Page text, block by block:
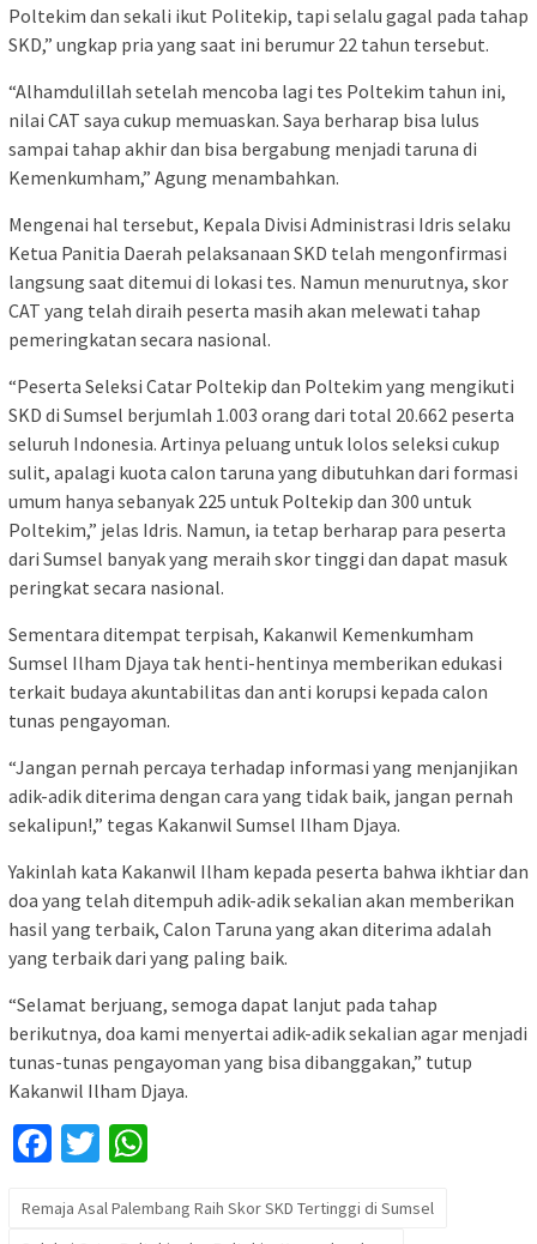
Poltekim dan sekali ikut Politekip, tapi selalu gagal pada tahap
SKD,” ungkap pria yang saat ini berumur 22 tahun tersebut.
“Alhamdulillah setelah mencoba lagi tes Poltekim tahun ini,
nilai CAT saya cukup memuaskan. Saya berharap bisa lulus
sampai tahap akhir dan bisa bergabung menjadi taruna di
Kemenkumham,” Agung menambahkan.
Mengenai hal tersebut, Kepala Divisi Administrasi Idris selaku
Ketua Panitia Daerah pelaksanaan SKD telah mengonfirmasi
langsung saat ditemui di lokasi tes. Namun menurutnya, skor
CAT yang telah diraih peserta masih akan melewati tahap
pemeringkatan secara nasional.
“Peserta Seleksi Catar Poltekip dan Poltekim yang mengikuti
SKD di Sumsel berjumlah 1.003 orang dari total 20.662 peserta
seluruh Indonesia. Artinya peluang untuk lolos seleksi cukup
sulit, apalagi kuota calon taruna yang dibutuhkan dari formasi
umum hanya sebanyak 225 untuk Poltekip dan 300 untuk
Poltekim,” jelas Idris. Namun, ia tetap berharap para peserta
dari Sumsel banyak yang meraih skor tinggi dan dapat masuk
peringkat secara nasional.
Sementara ditempat terpisah, Kakanwil Kemenkumham
Sumsel Ilham Djaya tak henti-hentinya memberikan edukasi
terkait budaya akuntabilitas dan anti korupsi kepada calon
tunas pengayoman.
“Jangan pernah percaya terhadap informasi yang menjanjikan
adik-adik diterima dengan cara yang tidak baik, jangan pernah
sekalipun!,” tegas Kakanwil Sumsel Ilham Djaya.
Yakinlah kata Kakanwil Ilham kepada peserta bahwa ikhtiar dan
doa yang telah ditempuh adik-adik sekalian akan memberikan
hasil yang terbaik, Calon Taruna yang akan diterima adalah
yang terbaik dari yang paling baik.
“Selamat berjuang, semoga dapat lanjut pada tahap
berikutnya, doa kami menyertai adik-adik sekalian agar menjadi
tunas-tunas pengayoman yang bisa dibanggakan,” tutup
Kakanwil Ilham Djaya.
Facebook
Twitter
Remaja Asal Palembang Raih Skor SKD Tertinggi di Sumsel